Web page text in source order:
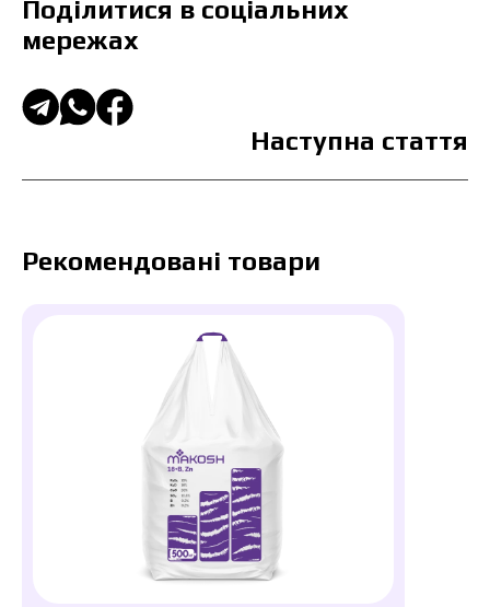
Поділитися в соціальних
мережах
Наступна стаття
Рекомендовані товари